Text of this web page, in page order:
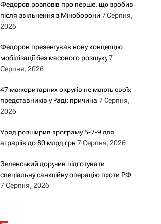
Федоров розповів про перше, що зробив
після звільнення з Міноборони 7 Серпня,
2026
Федоров презентував нову концепцію
мобілізації без масового розшуку 7
Серпня, 2026
47 мажоритарних округів не мають своїх
представників у Раді: причина 7 Серпня,
2026
Уряд розширив програму 5-7-9 для
аграріїв до 80 млрд грн 7 Серпня, 2026
Зеленський доручив підготувати
спеціальну санкційну операцію проти РФ
7 Серпня, 2026